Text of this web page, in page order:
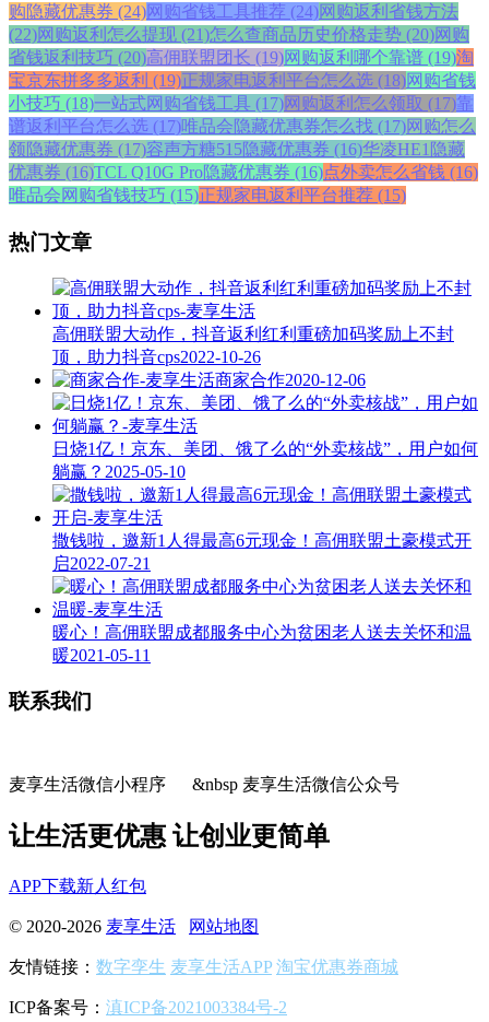
购隐藏优惠券 (24)网购省钱工具推荐 (24)网购返利省钱方法
(22)网购返利怎么提现 (21)怎么查商品历史价格走势 (20)网购
省钱返利技巧 (20)高佣联盟团长 (19)网购返利哪个靠谱 (19)淘
宝京东拼多多返利 (19)正规家电返利平台怎么选 (18)网购省钱
小技巧 (18)一站式网购省钱工具 (17)网购返利怎么领取 (17)靠
谱返利平台怎么选 (17)唯品会隐藏优惠券怎么找 (17)网购怎么
领隐藏优惠券 (17)容声方糖515隐藏优惠券 (16)华凌HE1隐藏
优惠券 (16)TCL Q10G Pro隐藏优惠券 (16)点外卖怎么省钱 (16)
唯品会网购省钱技巧 (15)正规家电返利平台推荐 (15)
热门文章
高佣联盟大动作，抖音返利红利重磅加码奖励上不封
顶，助力抖音cps2022-10-26
商家合作2020-12-06
日烧1亿！京东、美团、饿了么的“外卖核战”，用户如何
躺赢？ 2025-05-10
撒钱啦，邀新1人得最高6元现金！高佣联盟土豪模式开
启2022-07-21
暖心！高佣联盟成都服务中心为贫困老人送去关怀和温
暖2021-05-11
联系我们
麦享生活微信小程序 &nbsp 麦享生活微信公众号
让生活更优惠 让创业更简单
APP下载新人红包
© 2020-2026 麦享生活 网站地图
友情链接： 数字孪生 麦享生活APP 淘宝优惠券商城
ICP备案号： 滇ICP备2021003384号-2